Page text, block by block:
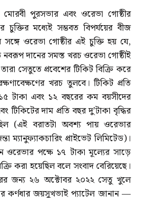
পুরসভার এবং ওরেভা গোষ্ঠীর
চুক্তির মধ্যেই সম্ভবত বিপর্যয়ের বীজ
ওরেভা গোষ্ঠীর এই চুক্তি হয় যে,
দানের সমস্ত খরচ ওরেভা গোষ্ঠীই
সেতুতে প্রবেশের টিকিট বিক্রি করে
খরচ তুলবে। টিকিট প্রতি
১৫ টাকা এবং ১২ বছরের কম বয়সীদের
দাম প্রতি বছর দু’টাকা বৃদ্ধির
(এই বরাতটা অবশ্য পায় ওরেভার
ম্যানুফ্যাকচারিং প্রাইভেট লিমিটেড)।
পক্ষে ১৭ টাকা মূল্যের সাড়ে
করা হয়েছিল বলে সংবাদ বেরিয়েছে।
জন্য ২৬ অক্টোবর ২০২২ সেতু খুলে
কর্ণধার জয়সুখভাই প্যাটেল জানান —